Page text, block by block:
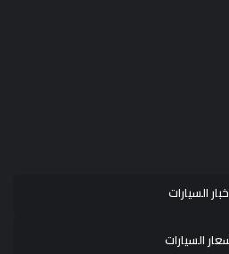
السيارات
السيارات